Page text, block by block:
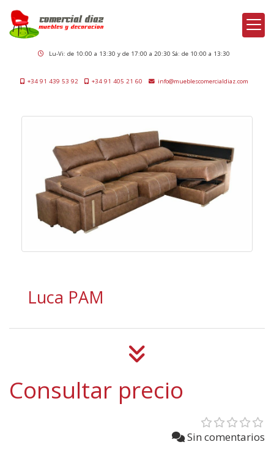
Lu-Vi: de 10:00 a 13:30 y de 17:00 a 20:30 Sá: de 10:00 a 13:30
+34 91 439 53 92 +34 91 405 21 60 info mueblescomercialdiaz.com
Luca PAM
Consultar precio
Sin comentarios